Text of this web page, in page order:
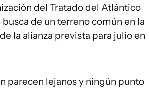
del Tratado del Atlántico
de un terreno común en la
la alianza prevista para julio en
parecen lejanos y ningún punto